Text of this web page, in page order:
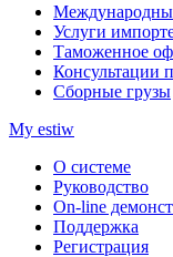
Услуги
Таможенное
Консультации
Сборные грузы
My estiw
О системе
Руководство
On-line
Поддержка
Регистрация